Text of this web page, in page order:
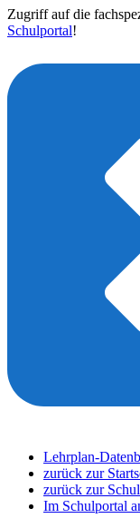
Zugriff auf die
Schulportal!
Lehrplan-
zurück zur
zurück zur
Im Schulportal